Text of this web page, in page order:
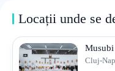
Locații unde se
Cluj-